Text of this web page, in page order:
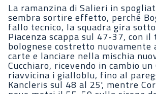
La ramanzina di Salieri in
sembra sortire effetto, perché
fallo tecnico, la squadra gira
Piacenza scappa sul 47-37, con il
bolognese costretto nuovamente
carte e lanciare nella mischia
Cucchiaro, ricevendo in cambio un
riavvicina i gialloblu, fino al
Kancleris sul 48 al 25', mentre